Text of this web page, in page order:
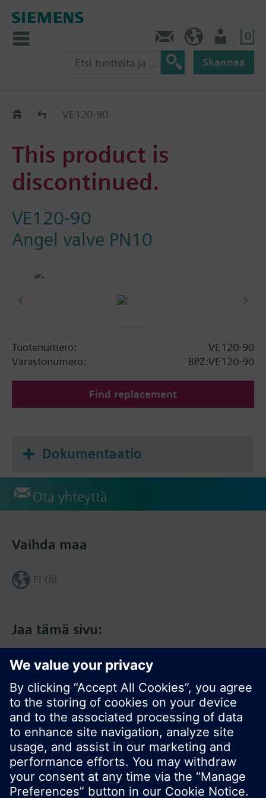
0
Skannaa
Old2NewVE120-90
This product is
discontinued.
VE120-90
Angel valve PN10
Tuotenumero:
VE120-90
Varastonumero:
BPZ:VE120-90
Find replacement
Dokumentaatio
Ota yhteyttä
Jaa tämä sivu:
Vaihda maa
FI (fi)
© Siemens Switzerland Ltd. 2017